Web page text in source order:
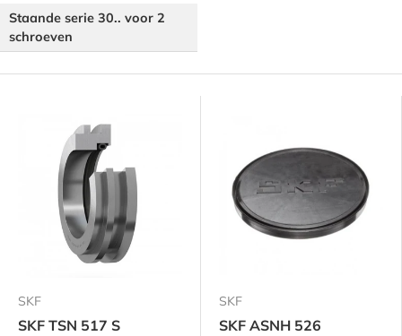
Staande serie 30.. voor 2
schroeven
SKF
SKF TSN 517 S
SKF
SKF ASNH 526